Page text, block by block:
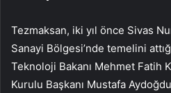
Tezmaksan, iki yıl önce Sivas
Sanayi Bölgesi’nde temelini
Teknoloji Bakanı Mehmet Fatih
Kurulu Başkanı Mustafa